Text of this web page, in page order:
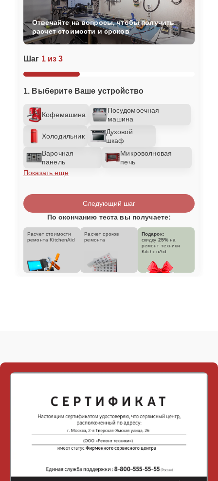
Шаг 1 из 3
1. Выберите Ваше устройство
Кофемашина
Посудомоечная
машина
Холодильник
Духовой
шкаф
Варочная
панель
Микроволновая
печь
Показать еще
Отвечайте на вопросы, чтобы получить
расчет стоимости и сроков
Следующий шаг
По окончанию теста вы получаете:
Расчет стоимости
ремонта KitchenAid
Расчет сроков
ремонта
Подарок:
скидку 25% на
ремонт техники
KitchenAid